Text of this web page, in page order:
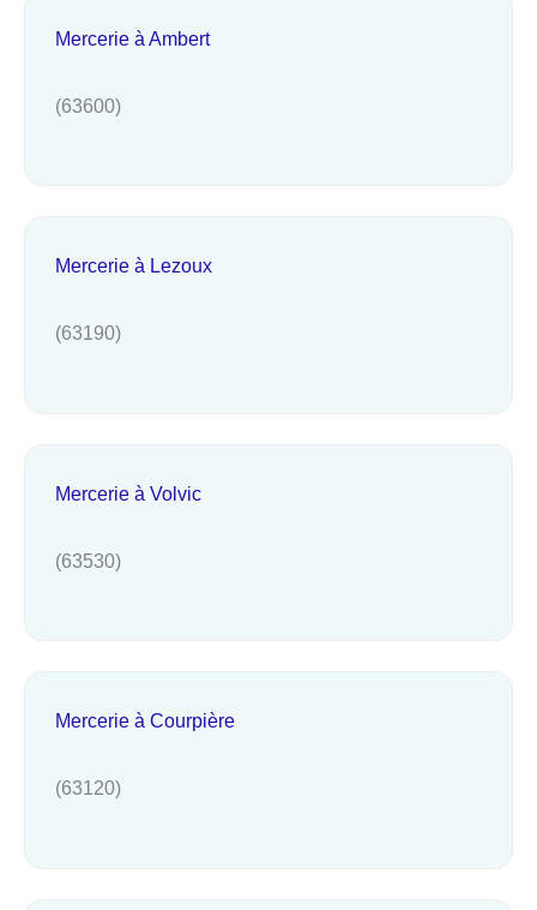
Mercerie à Ambert
(63600)
Mercerie à Lezoux
(63190)
Mercerie à Volvic
(63530)
Mercerie à Courpière
(63120)